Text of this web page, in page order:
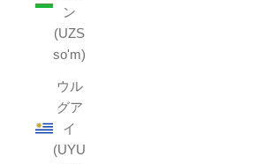
ン
(UZS
so'm)
ウル
グア
イ
(UYU